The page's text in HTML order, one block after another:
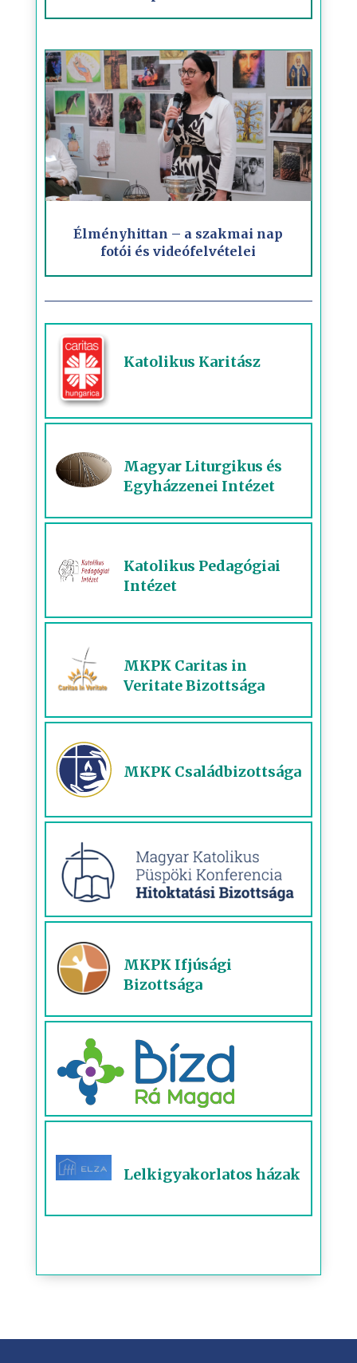
Élményhittan – a szakmai nap
fotói és videófelvételei
Katolikus Karitász
Magyar Liturgikus és
Egyházzenei Intézet
Katolikus Pedagógiai
Intézet
MKPK Caritas in
Veritate Bizottsága
MKPK Családbizottsága
MKPK Ifjúsági
Bizottsága
Lelkigyakorlatos házak